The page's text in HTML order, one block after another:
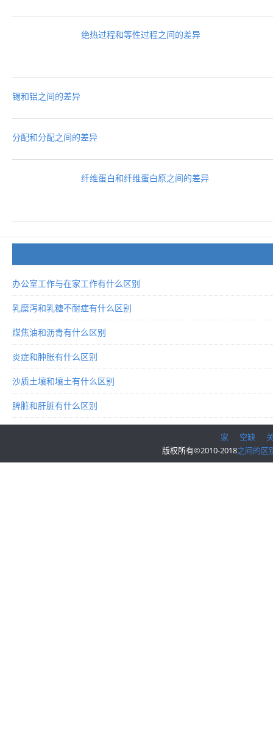
绝热过程和等性过程之间的差异
锡和铝之间的差异
分配和分配之间的差异
纤维蛋白和纤维蛋白原之间的差异
办公室工作与在家工作有什么区别
乳糜泻和乳糖不耐症有什么区别
煤焦油和沥青有什么区别
炎症和肿胀有什么区别
沙质土壤和壤土有什么区别
脾脏和肝脏有什么区别
家 空缺
版权所有©2010-2018之间的区